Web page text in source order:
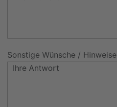
Sonstige Wünsche / Hinweise